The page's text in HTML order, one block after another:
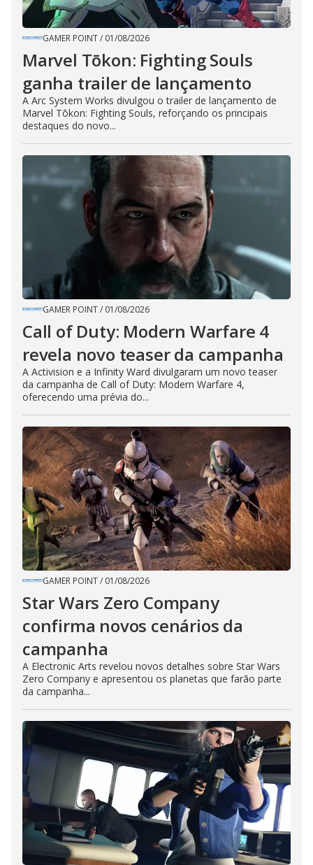
GAMER POINT/ 01/08/2026
Marvel Tōkon: Fighting Souls
ganha trailer de lançamento
A Arc System Works divulgou o trailer de lançamento de
Marvel Tōkon: Fighting Souls, reforçando os principais
destaques do novo...
GAMER POINT/ 01/08/2026
Call of Duty: Modern Warfare 4
revela novo teaser da campanha
A Activision e a Infinity Ward divulgaram um novo teaser
da campanha de Call of Duty: Modern Warfare 4,
oferecendo uma prévia do...
GAMER POINT/ 01/08/2026
Star Wars Zero Company
confirma novos cenários da
campanha
A Electronic Arts revelou novos detalhes sobre Star Wars
Zero Company e apresentou os planetas que farão parte
da campanha...